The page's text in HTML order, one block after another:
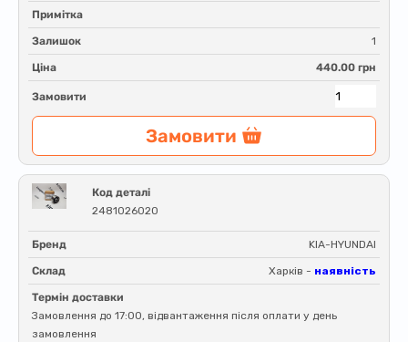
Примітка
Залишок 1
Ціна 440.00 грн
Замовити
Замовити
Код деталі
2481026020
Бренд KIA-HYUNDAI
Склад Харків - наявність
Термін доставки
Замовлення до 17:00, відвантаження після оплати у день
замовлення